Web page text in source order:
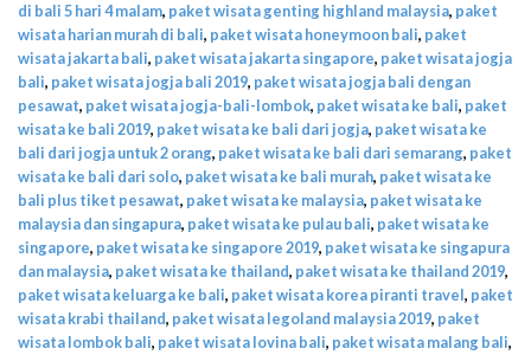
di bali 5 hari 4 malam, paket wisata genting highland malaysia, paket
wisata harian murah di bali, paket wisata honeymoon bali, paket
wisata jakarta bali, paket wisata jakarta singapore, paket wisata jogja
bali, paket wisata jogja bali 2019, paket wisata jogja bali dengan
pesawat, paket wisata jogja-bali-lombok, paket wisata ke bali, paket
wisata ke bali 2019, paket wisata ke bali dari jogja, paket wisata ke
bali dari jogja untuk 2 orang, paket wisata ke bali dari semarang, paket
wisata ke bali dari solo, paket wisata ke bali murah, paket wisata ke
bali plus tiket pesawat, paket wisata ke malaysia, paket wisata ke
malaysia dan singapura, paket wisata ke pulau bali, paket wisata ke
singapore, paket wisata ke singapore 2019, paket wisata ke singapura
dan malaysia, paket wisata ke thailand, paket wisata ke thailand 2019,
paket wisata keluarga ke bali, paket wisata korea piranti travel, paket
wisata krabi thailand, paket wisata legoland malaysia 2019, paket
wisata lombok bali, paket wisata lovina bali, paket wisata malang bali,